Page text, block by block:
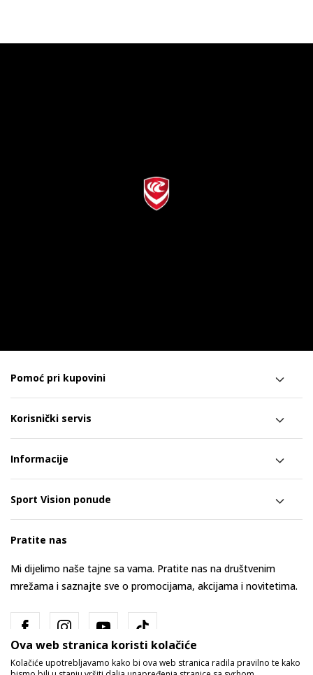
Pomoć pri kupovini
Korisnički servis
Informacije
Sport Vision ponude
Pratite nas
Mi dijelimo naše tajne sa vama. Pratite nas na društvenim
mrežama i saznajte sve o promocijama, akcijama i novitetima.
Ova web stranica koristi kolačiće
Kolačiće upotrebljavamo kako bi ova web stranica radila pravilno te kako